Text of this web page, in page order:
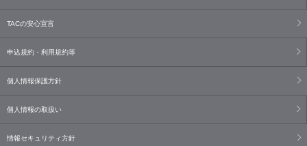
TACの安心宣言
申込規約・利用規約等
個人情報保護方針
個人情報の取扱い
情報セキュリティ方針